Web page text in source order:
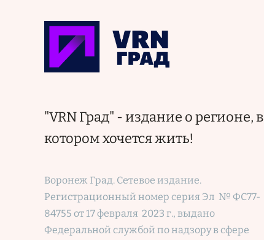
"VRN Град" - издание о регионе, в
котором хочется жить!
Воронеж Град. Сетевое издание.
Регистрационный номер серия Эл № ФС77-
84755 от 17 февраля 2023 г., выдано
Федеральной службой по надзору в сфере